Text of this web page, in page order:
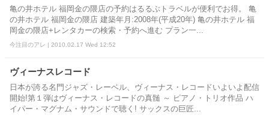
亀の井ホテル 福岡金の隈店の予約はるるぶトラベルが便利でお得。 亀
の井ホテル 福岡金の隈店 建築年月:2008年(平成20年) 亀の井ホテル 福
岡金の隈店+レンタカーの検索・予約へ進む プラン一...
今注目のアレ | 2010.02.17 Wed 12:52
ヴィーナスレコード
日本が誇る名門ジャズ・レーベル、ヴィーナス・レコードいよいよ配信
開始!第１弾はヴィーナス・レコードの真髄 ～ ピアノ・トリオ作品 ハ
イパー・マグナム・サウンドで聴く! サックスの巨匠...